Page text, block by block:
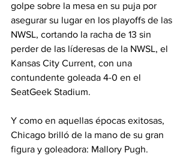
golpe sobre la mesa en su puja por
asegurar su lugar en los playoffs de las
NWSL, cortando la racha de 13 sin
perder de las líderesas de la NWSL, el
Kansas City Current, con una
contundente goleada 4-0 en el
SeatGeek Stadium.
Y como en aquellas épocas exitosas,
Chicago brilló de la mano de su gran
figura y goleadora: Mallory Pugh.